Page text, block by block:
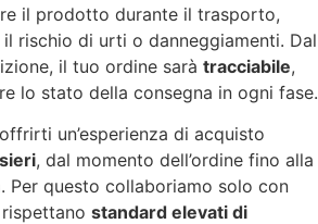
il prodotto durante il trasporto,
rischio di urti o danneggiamenti. Dal
il tuo ordine sarà tracciabile,
lo stato della consegna in ogni fase.
un’esperienza di acquisto
, dal momento dell’ordine fino alla
Per questo collaboriamo solo con
standard elevati di